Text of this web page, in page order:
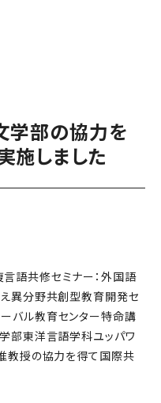
学部の協力を
施しました
語共修セミナー：外国語
え異分野共創型教育開発セ
バル教育センター特命講
学部東洋言語学科ユッパワ
准教授の協力を得て国際共